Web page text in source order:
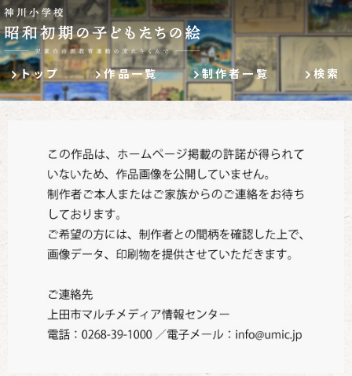
トップ 作品一覧 制作者一覧 検索